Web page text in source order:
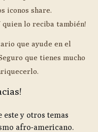
iconos share.
quien lo reciba también!
que ayude en el
que tienes mucho
y otros temas
afro-americano.